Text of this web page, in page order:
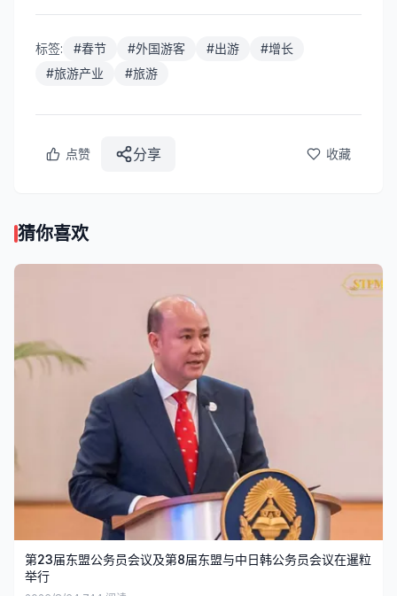
标签: #春节 #外国游客 #出游 #增长
#旅游产业 #旅游
点赞 分享 收藏
猜你喜欢
第23届东盟公务员会议及第8届东盟与中日韩公务员会议在暹粒
举行